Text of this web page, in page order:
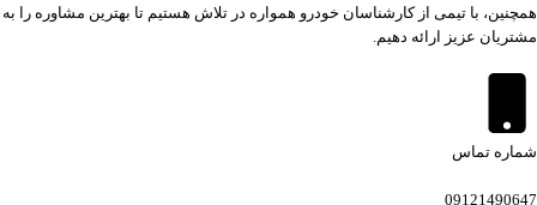
همچنین، با تیمی از کارشناسان خودرو همواره در تلاش هستیم تا بهترین مشاوره را به
مشتریان عزیز ارائه دهیم.
شماره تماس
09121490647